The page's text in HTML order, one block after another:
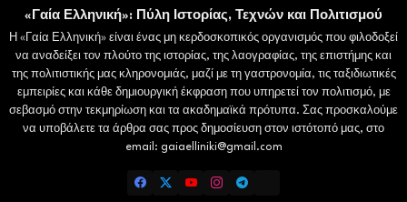
«Γαία Ελληνική»: Πύλη Ιστορίας, Τεχνών και Πολιτισμού
Η «Γαία Ελληνική» είναι ένας μη κερδοσκοπικός οργανισμός που φιλοδοξεί
να αναδείξει τον πλούτο της ιστορίας, της λαογραφίας, της επιστήμης και
της πολιτιστικής μας κληρονομιάς, μαζί με τη γαστρονομία, τις ταξιδιωτικές
εμπειρίες και κάθε δημιουργική έκφραση που υπηρετεί τον πολιτισμό, με
σεβασμό στην τεκμηρίωση και τα ακαδημαϊκά πρότυπα. Σας προσκαλούμε
να υποβάλετε τα άρθρα σας προς δημοσίευση στον ιστότοπό μας, στο
email: gaiaelliniki@gmail.com